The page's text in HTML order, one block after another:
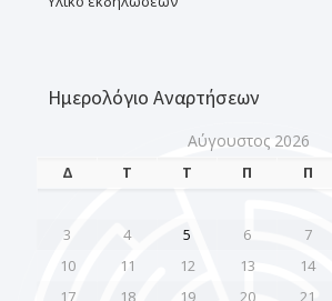
Ημερολόγιο Αναρτήσεων
Αύγουστος 2026
Δ Τ Τ Π Π
3
4 5 6 7
10
11 12 13 14